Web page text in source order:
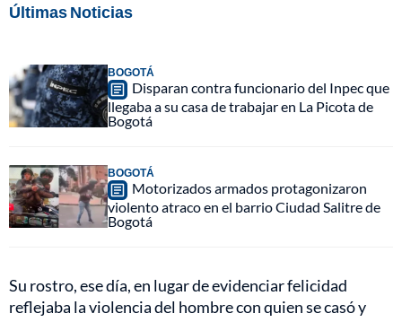
Últimas Noticias
BOGOTÁ
Disparan contra funcionario del Inpec que
llegaba a su casa de trabajar en La Picota de
Bogotá
BOGOTÁ
Motorizados armados protagonizaron
violento atraco en el barrio Ciudad Salitre de
Bogotá
Su rostro, ese día, en lugar de evidenciar felicidad
reflejaba la violencia del hombre con quien se casó y